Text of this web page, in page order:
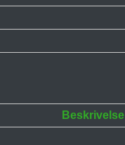
Beskrivelse